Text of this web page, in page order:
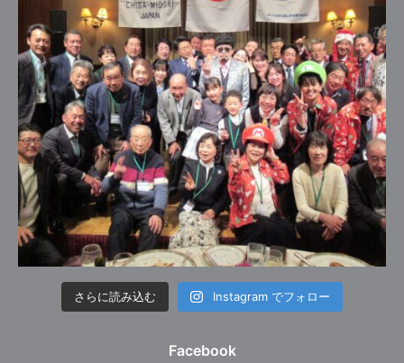
さらに読み込む Instagram でフォロー
Facebook